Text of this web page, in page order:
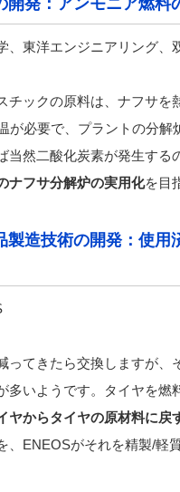
、東洋エンジニアリング、
チックの原料は、ナフサを
必要で、プラントの分解
当然二酸化炭素が発生す
ナフサ分解炉の実用化を目
製造技術の開発：使用
ってきたら交換しますが、
多いようです。タイヤを燃
ヤからタイヤの原材料に戻
、ENEOSがそれを精製/軽